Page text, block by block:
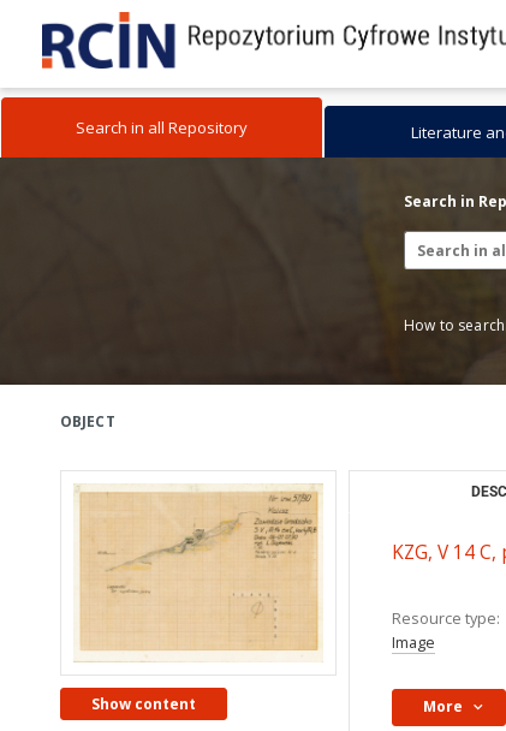
Search in all Repository Literature
Search in
How to
OBJECT
Show content
KZG, V 14
Resource type:
Image
More